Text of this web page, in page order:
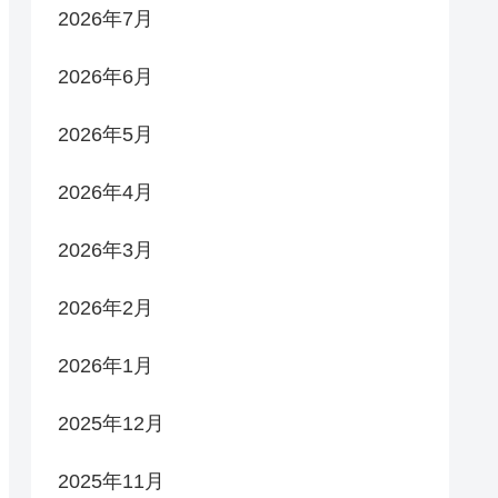
2026年7月
2026年6月
2026年5月
2026年4月
2026年3月
2026年2月
2026年1月
2025年12月
2025年11月